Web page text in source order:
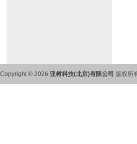
Copyright © 2026 亚树科技(北京)有限公司 版权所